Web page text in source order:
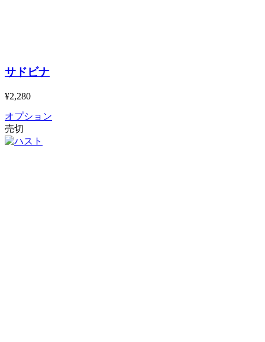
サドビナ
¥2,280
オプション
売切